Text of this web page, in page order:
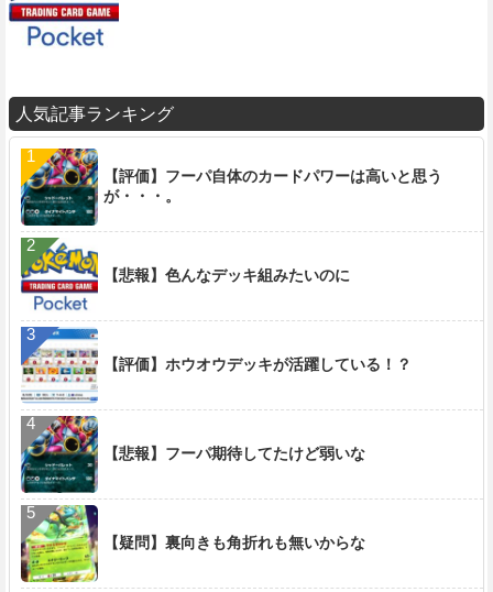
人気記事ランキング
【評価】フーパ自体のカードパワーは高いと思う
が・・・。
【悲報】色んなデッキ組みたいのに
【評価】ホウオウデッキが活躍している！？
【悲報】フーパ期待してたけど弱いな
【疑問】裏向きも角折れも無いからな